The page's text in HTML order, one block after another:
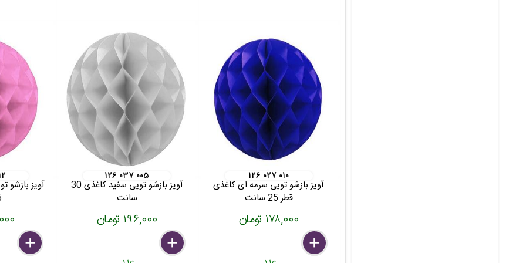
۱۲۶ ۰۲۷ ۰۱۰
آویز بازشو توپی سرمه ای کاغذی
قطر 25 سانت
۱۷۸,۰۰۰ تومان
delete
remove
add
۱۲۶ ۰۳۷ ۰۰۵
آویز بازشو توپی سفید کاغذی 30
سانت
۱۹۶,۰۰۰ تومان
delete
remove
add
آویز بازشو
delete
remove
add